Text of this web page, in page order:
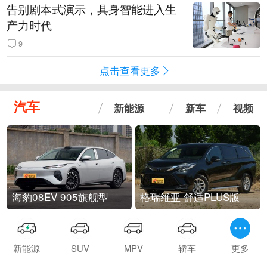
告别剧本式演示，具身智能进入生
产力时代
9
点击查看更多
汽车 新能源 新车 视频
海豹08EV 905旗舰型 格瑞维亚 舒适PLUS版
新能源 SUV MPV 轿车 更多